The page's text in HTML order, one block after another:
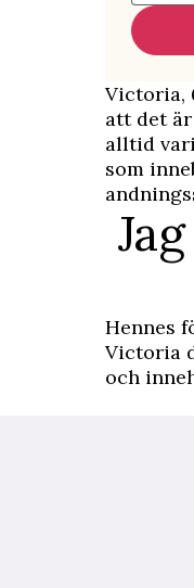
Victoria,
att det
alltid
som
Hennes
Victoria
och